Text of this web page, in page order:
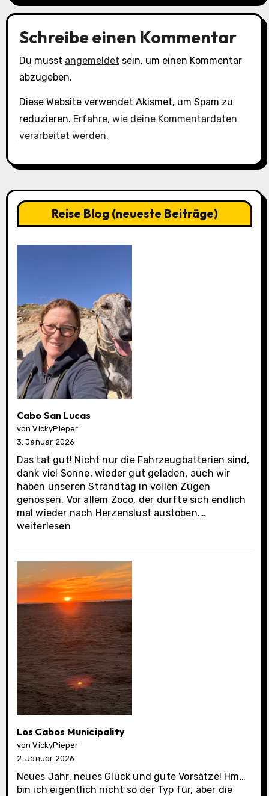
Schreibe einen Kommentar
Du musst angemeldet sein, um einen Kommentar
abzugeben.
Diese Website verwendet Akismet, um Spam zu
reduzieren. Erfahre, wie deine Kommentardaten
verarbeitet werden.
Reise Blog (neueste Beiträge)
Cabo San Lucas
von VickyPieper
3. Januar 2026
Das tat gut! Nicht nur die Fahrzeugbatterien sind,
dank viel Sonne, wieder gut geladen, auch wir
haben unseren Strandtag in vollen Zügen
genossen. Vor allem Zoco, der durfte sich endlich
mal wieder nach Herzenslust austoben.…
weiterlesen
Los Cabos Municipality
von VickyPieper
2. Januar 2026
Neues Jahr, neues Glück und gute Vorsätze! Hm…
bin ich eigentlich nicht so der Typ für, aber die